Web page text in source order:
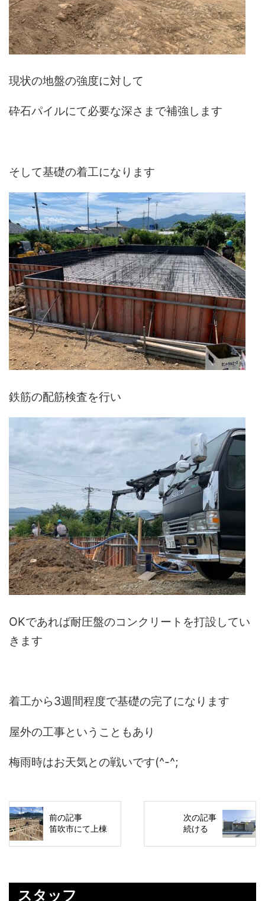
現状の地盤の強度に対して
砕石パイルにて必要な深さまで補強します
そして基礎の着工になります
鉄筋の配筋検査を行い
OKであれば耐圧盤のコンクリートを打設してい
きます
着工から3週間程度で基礎の完了になります
屋外の工事ということもあり
梅雨時はお天気との戦いです(^-^;
前の記事
笛吹市にて上棟
次の記事
続ける
スタッフ